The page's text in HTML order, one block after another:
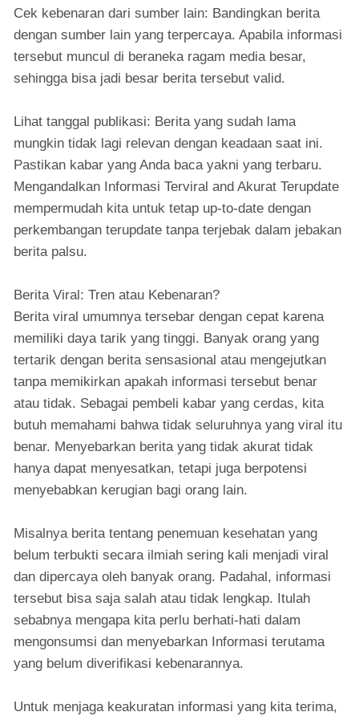
Cek kebenaran dari sumber lain: Bandingkan berita
dengan sumber lain yang terpercaya. Apabila informasi
tersebut muncul di beraneka ragam media besar,
sehingga bisa jadi besar berita tersebut valid.
Lihat tanggal publikasi: Berita yang sudah lama
mungkin tidak lagi relevan dengan keadaan saat ini.
Pastikan kabar yang Anda baca yakni yang terbaru.
Mengandalkan Informasi Terviral and Akurat Terupdate
mempermudah kita untuk tetap up-to-date dengan
perkembangan terupdate tanpa terjebak dalam jebakan
berita palsu.
Berita Viral: Tren atau Kebenaran?
Berita viral umumnya tersebar dengan cepat karena
memiliki daya tarik yang tinggi. Banyak orang yang
tertarik dengan berita sensasional atau mengejutkan
tanpa memikirkan apakah informasi tersebut benar
atau tidak. Sebagai pembeli kabar yang cerdas, kita
butuh memahami bahwa tidak seluruhnya yang viral itu
benar. Menyebarkan berita yang tidak akurat tidak
hanya dapat menyesatkan, tetapi juga berpotensi
menyebabkan kerugian bagi orang lain.
Misalnya berita tentang penemuan kesehatan yang
belum terbukti secara ilmiah sering kali menjadi viral
dan dipercaya oleh banyak orang. Padahal, informasi
tersebut bisa saja salah atau tidak lengkap. Itulah
sebabnya mengapa kita perlu berhati-hati dalam
mengonsumsi dan menyebarkan Informasi terutama
yang belum diverifikasi kebenarannya.
Untuk menjaga keakuratan informasi yang kita terima,